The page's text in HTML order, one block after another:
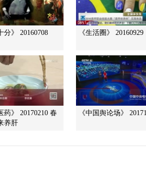
分》 20160708 《生活圈》 20160929
药》 20170210 春
养肝
《中国舆论场》